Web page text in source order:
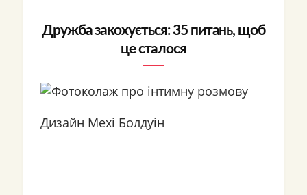
Дружба закохується: 35 питань, щоб
це сталося
Дизайн Мехі Болдуін